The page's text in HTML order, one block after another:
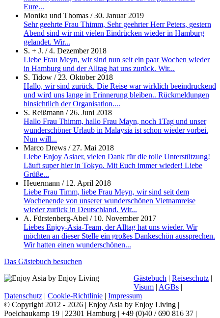
Eure...
Monika und Thomas /30. Januar 2019
Sehr geehrte Frau Thimm, Sehr geehrter Herr Peters, gestern
Abend sind wir mit vielen Eindrücken wieder in Hamburg
gelandet. Wir...
S. + J. /4. Dezember 2018
Liebe Frau Meyn, wir sind nun seit ein paar Wochen wieder
in Hamburg und der Alltag hat uns zurück. Wir...
S. Tidow / 23. Oktober 2018
Hallo, wir sind zurück. Die Reise war wirklich beeindruckend
und wird uns lange in Erinnerung bleiben.. Rückmeldungen
hinsichtlich der Organisation....
S. Reißmann / 26. Juni 2018
Hallo Frau Thimm, hallo Frau Mayn, noch 1Tag und unser
wunderschöner Urlaub in Malaysia ist schon wieder vorbei.
Nun will...
Marco Drews / 27. Mai 2018
Liebe Enjoy Asiaer, vielen Dank für die tolle Unterstützung!
Läuft super hier in Tokyo. Mit Euch immer wieder! Liebe
Grüße...
Heuermann / 12. April 2018
Liebe Frau Timm, liebe Frau Meyn, wir sind seit dem
Wochenende von unserer wunderschönen Vietnamreise
wieder zurück in Deutschland. Wir...
A. Fürstenberg-Abel / 10. November 2017
Liebes Enjoy-Asia-Team, der Alltag hat uns wieder. Wir
möchten an dieser Stelle ein großes Dankeschön aussprechen.
Wir hatten einen wunderschönen...
Das Gästebuch besuchen
Gästebuch | Reiseschutz |
Visum | AGBs |
Datenschutz | Cookie-Richtlinie | Impressum
© Copyright 2012 - 2026 | Enjoy Asia by Enjoy Living |
Poelchaukamp 19 | 22301 Hamburg | +49 (0)40 / 690 816 37 |